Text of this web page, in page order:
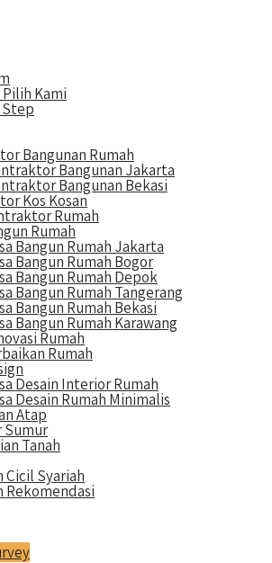
Pilih Kami
Bangunan Rumah
Bangunan Jakarta
Bangunan Bekasi
Kos Kosan
Rumah
Rumah
Bangun Rumah Jakarta
Bangun Rumah Bogor
Bangun Rumah Depok
Bangun Rumah Tangerang
Bangun Rumah Bekasi
Bangun Rumah Karawang
Rumah
Rumah
Desain Interior Rumah
Desain Rumah Minimalis
Atap
Sumur
Tanah
Cicil Syariah
Rekomendasi